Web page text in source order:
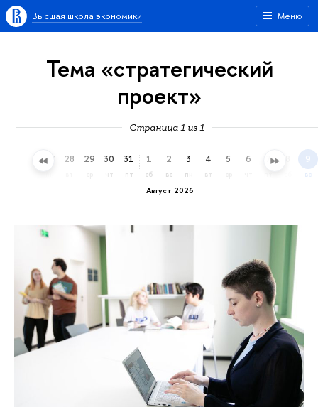
Меню
Высшая школа экономики
Тема «стратегический
проект»
Страница 1 из 1
27 28 29 30
чт
31
пт
Август 2026
1
сб
2
вс
3
пн
4
вт
5 6 7 9
вс